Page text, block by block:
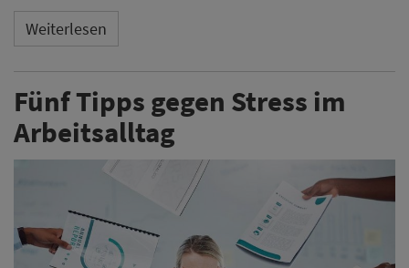
Weiterlesen
Fünf Tipps gegen Stress im
Arbeitsalltag